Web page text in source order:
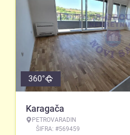
360°
Karagača
PETROVARADIN
ŠIFRA: #569459